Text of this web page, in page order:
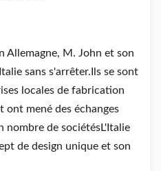
Allemagne, M. John et son
sans s'arrêter.Ils se sont
locales de fabrication
ont mené des échanges
nombre de sociétésL'Italie
de design unique et son